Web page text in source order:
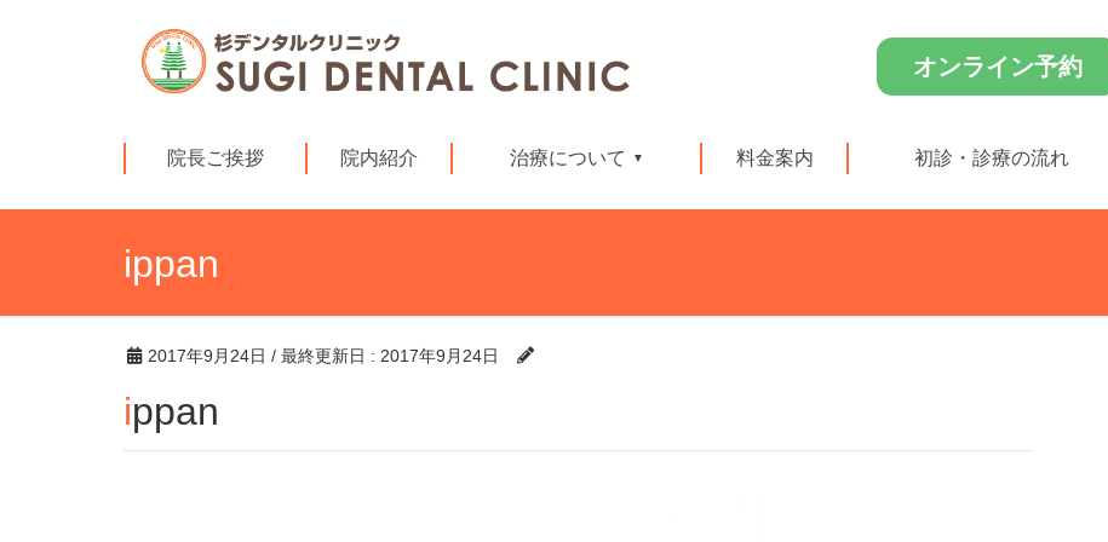
オンライン予約
院長ご挨拶 院内紹介 治療について 料金案内 初診・診療の流れ
ippan
2017年9月24日 / 最終更新日 : 2017年9月24日
ippan